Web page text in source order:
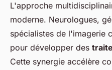
L'approche
moderne. Neurologues,
spécialistes de l'imagerie
pour développer des
Cette synergie accélère